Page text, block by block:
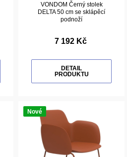
VONDOM Černý stolek
DELTA 50 cm se sklápěcí
podnoží
7 192 Kč
DETAIL
PRODUKTU
Nové